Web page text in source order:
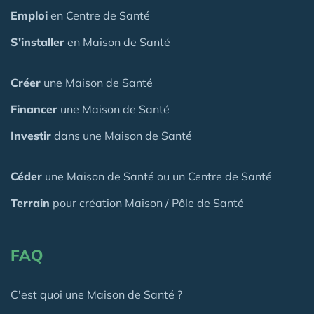
Emploi en Centre de Santé
S'installer en Maison de Santé
Créer une Maison de Santé
Financer une Maison de Santé
Investir dans une Maison de Santé
Céder une Maison de Santé ou un Centre de Santé
Terrain pour création Maison / Pôle de Santé
FAQ
C'est quoi une Maison de Santé ?